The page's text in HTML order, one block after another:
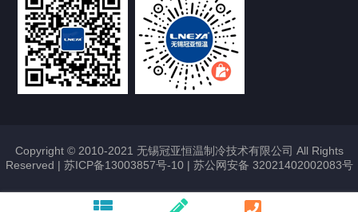
Chamber试验箱
FREEZER低温箱
VOCs冷凝回收装置
Copyright © 2010-2021 无锡冠亚恒温制冷技术有限公司 All Rights
Reserved | 苏ICP备13003857号-10| 苏公网安备 32021402002083号